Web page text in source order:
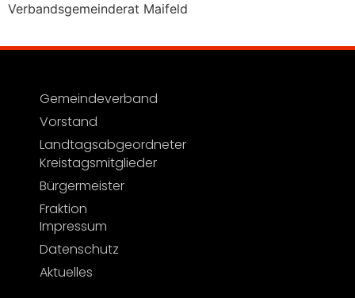
Verbandsgemeinderat Maifeld
Gemeindeverband
Vorstand
Landtagsabgeordneter
Kreistagsmitglieder
Bürgermeister
Fraktion
Impressum
Datenschutz
Aktuelles